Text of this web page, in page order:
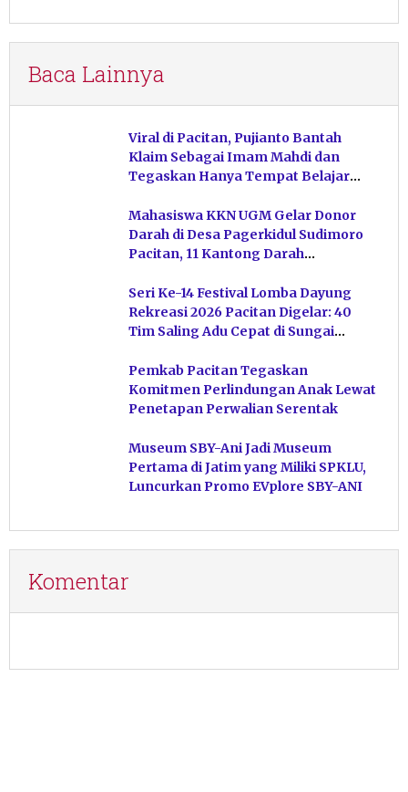
Baca Lainnya
Viral di Pacitan, Pujianto Bantah
Klaim Sebagai Imam Mahdi dan
Tegaskan Hanya Tempat Belajar
Mahasiswa KKN UGM Gelar Donor
Darah di Desa Pagerkidul Sudimoro
Pacitan, 11 Kantong Darah
Seri Ke-14 Festival Lomba Dayung
Rekreasi 2026 Pacitan Digelar: 40
Tim Saling Adu Cepat di Sungai
Pemkab Pacitan Tegaskan
Komitmen Perlindungan Anak Lewat
Penetapan Perwalian Serentak
Museum SBY-Ani Jadi Museum
Pertama di Jatim yang Miliki SPKLU,
Luncurkan Promo EVplore SBY-ANI
Komentar